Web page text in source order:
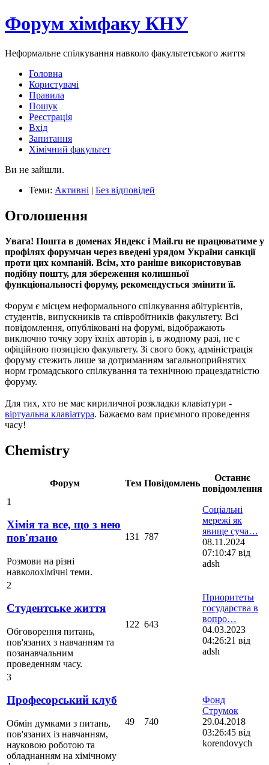
Форум хімфаку КНУ
Неформальне спілкування навколо факультетського життя
Головна
Користувачі
Правила
Пошук
Реєстрація
Вхід
Запитання
Хімічний факультет
Ви не зайшли.
Теми: Активні | Без відповідей
Оголошення
Увага! Пошта в доменах Яндекс і Mail.ru не працюватиме у
профілях форумчан через введені урядом України санкції
проти цих компаній. Всім, хто раніше використовував
подібну пошту, для збереження колишньої
функціональності форуму, рекомендується змінити її.
Форум є місцем неформального спілкування абітурієнтів,
студентів, випускників та співробітників факультету. Всі
повідомлення, опубліковані на форумі, відображають
виключно точку зору їхніх авторів і, в жодному разі, не є
офіційною позицією факультету. Зі свого боку, адміністрація
форуму стежить лише за дотриманням загальноприйнятих
норм громадського спілкування та технічною працездатністю
форуму.
Для тих, хто не має кириличної розкладки клавіатури -
віртуальна клавіатура. Бажаємо вам приємного проведення
часу!
Chemistry
Форум Тем Повідомлень
Останнє
повідомлення
1
Хімія та все, що з нею
пов'язано
Розмови на різні
навколохімічні теми.
131 787
Соціальні
мережі як
явище суча…
08.11.2024
07:10:47 від
adsh
2
Студентське життя
Обговорення питань,
пов'язаних з навчанням та
позанавчальним
проведенням часу.
122 643
Приоритеты
государства в
вопро…
04.03.2023
04:26:21 від
adsh
3
Професорський клуб
Обмін думками з питань,
пов'язаних із навчанням,
науковою роботою та
обладнанням на хімічному
49 740
Фонд
Струмок
29.04.2018
03:26:45 від
korendovych